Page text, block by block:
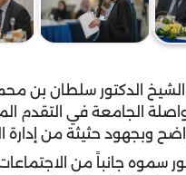
الدكتور سلطان بن
الجامعة في التقدم
وبجهود حثيثة من إدارة
سموه جانباً من